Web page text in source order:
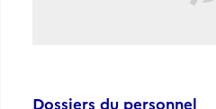
Dossiers du personnel